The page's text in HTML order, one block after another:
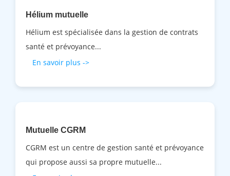
Hélium mutuelle
Hélium est spécialisée dans la gestion de contrats
santé et prévoyance...
En savoir plus ->
Mutuelle CGRM
CGRM est un centre de gestion santé et prévoyance
qui propose aussi sa propre mutuelle...